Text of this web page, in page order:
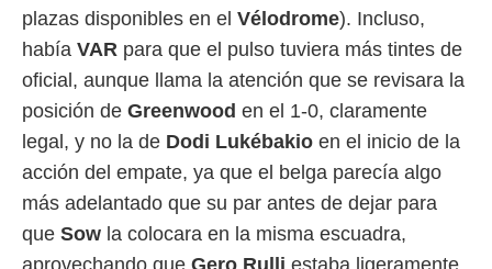
de
un
o acceder
datos
plazas disponibles en el Vélodrome). Incluso,
había VAR para que el pulso tuviera más tintes de
oficial, aunque llama la atención que se revisara la
posición de Greenwood en el 1-0, claramente
legal, y no la de Dodi Lukébakio en el inicio de la
acción del empate, ya que el belga parecía algo
más adelantado que su par antes de dejar para
que Sow la colocara en la misma escuadra,
aprovechando que Gero Rulli estaba ligeramente